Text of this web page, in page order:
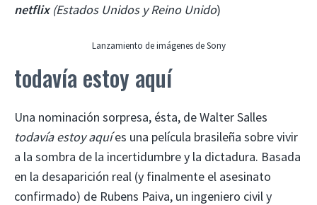
netflix (Estados Unidos y Reino Unido)
Lanzamiento de imágenes de Sony
todavía estoy aquí
Una nominación sorpresa, ésta, de Walter Salles
todavía estoy aquíes una película brasileña sobre vivir
a la sombra de la incertidumbre y la dictadura. Basada
en la desaparición real (y finalmente el asesinato
confirmado) de Rubens Paiva, un ingeniero civil y